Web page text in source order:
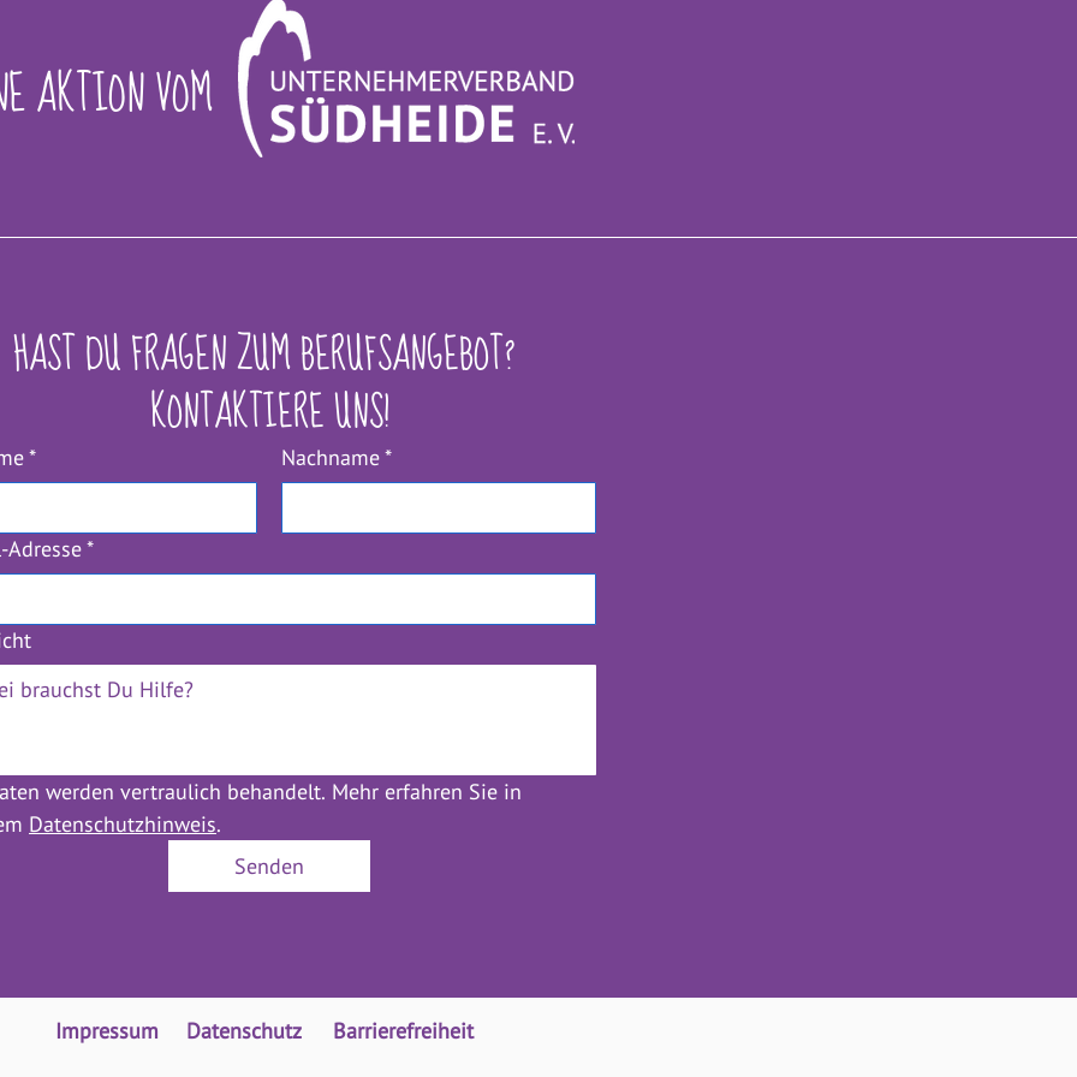
AKTION VOM
HAST DU FRAGEN ZUM BERUFSANGEBOT?
KONTAKTIERE UNS!
* Nachname*
Adresse*
werden vertraulich behandelt. Mehr erfahren Sie in
Datenschutzhinweis.
Senden
Impressum Datenschutz Barrierefreiheit